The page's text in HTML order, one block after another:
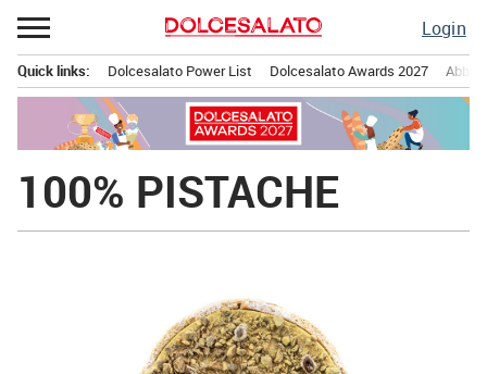
Passa
al
contenuto
Login
principale
Quick links: Dolcesalato Power List Dolcesalato Awards 2027
100% PISTACHE